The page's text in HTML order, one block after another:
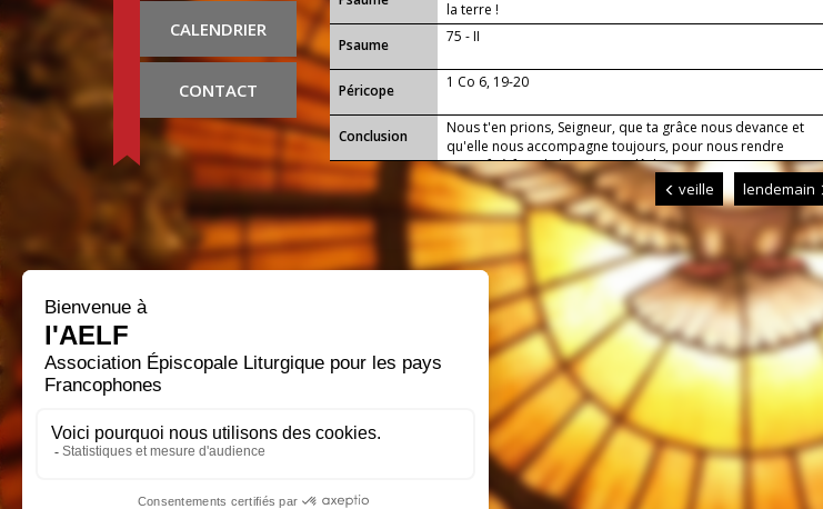
CALENDRIER
CONTACT
la terre !
Psaume
75 - II
Péricope 1 Co 6, 19-20
Conclusion
Nous t'en prions, Seigneur, que ta grâce nous devance et
qu'elle nous accompagne toujours, pour nous rendre
attentifs à faire le bien sans relâche.
veille lendemain